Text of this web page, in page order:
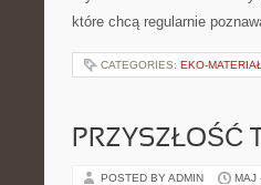
które chcą regularnie
CATEGORIES: EKO-
PRZYSZŁOŚĆ
POSTED BY ADMIN MAJ